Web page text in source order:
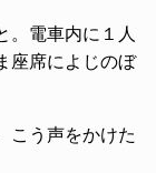
。電車内に１人
座席によじのぼ
こう声をかけた